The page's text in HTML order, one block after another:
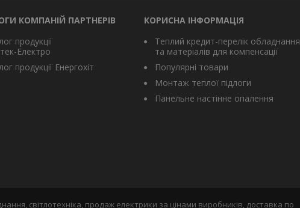
КОМПАНІЙ ПАРТНЕРІВ
продукції
Електро
продукції Енергохіт
КОРИСНА ІНФОРМАЦІЯ
Теплий кредит-перелік обладнання
та матеріалів для компенсації
Популярні товари
Монтаж теплої підлоги
Панельне настінне опалення
світлотехніка, продаж електрики за цінами виробників, доставка по